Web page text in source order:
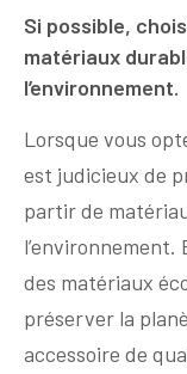
Si possible,
matériaux
l’environnement.
Lorsque vous
est judicieux de
partir de
l’environnement.
des matériaux
préserver la
accessoire de